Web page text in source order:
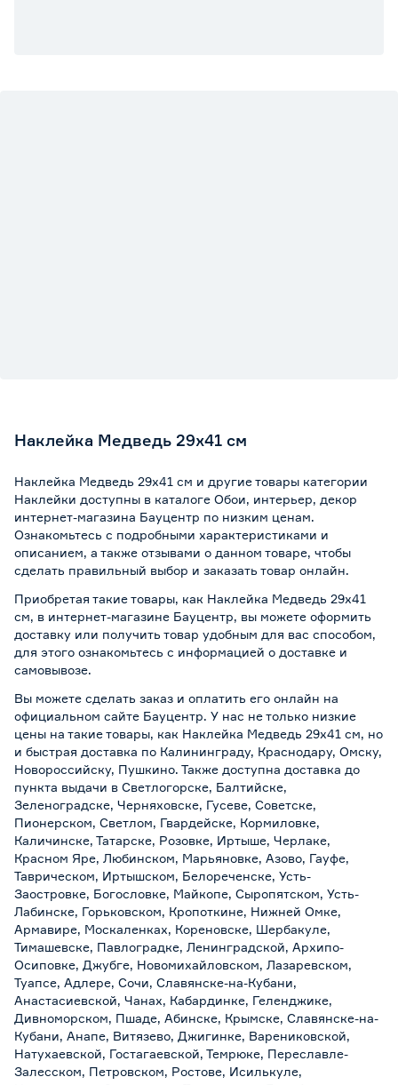
Наклейка Медведь 29х41 см
Наклейка Медведь 29х41 см и другие товары категории
Наклейки доступны в каталоге Обои, интерьер, декор
интернет-магазина Бауцентр по низким ценам.
Ознакомьтесь с подробными характеристиками и
описанием, а также отзывами о данном товаре, чтобы
сделать правильный выбор и заказать товар онлайн.
Приобретая такие товары, как Наклейка Медведь 29х41
см, в интернет-магазине Бауцентр, вы можете оформить
доставку или получить товар удобным для вас способом,
для этого ознакомьтесь с информацией о доставке и
самовывозе.
Вы можете сделать заказ и оплатить его онлайн на
официальном сайте Бауцентр. У нас не только низкие
цены на такие товары, как Наклейка Медведь 29х41 см, но
и быстрая доставка по Калининграду, Краснодару, Омску,
Новороссийску, Пушкино. Также доступна доставка до
пункта выдачи в Светлогорске, Балтийске,
Зеленоградске, Черняховске, Гусеве, Советске,
Пионерском, Светлом, Гвардейске, Кормиловке,
Каличинске, Татарске, Розовке, Иртыше, Черлаке,
Красном Яре, Любинском, Марьяновке, Азово, Гауфе,
Таврическом, Иртышском, Белореченске, Усть-
Заостровке, Богословке, Майкопе, Сыропятском, Усть-
Лабинске, Горьковском, Кропоткине, Нижней Омке,
Армавире, Москаленках, Кореновске, Шербакуле,
Тимашевске, Павлоградке, Ленинградской, Архипо-
Осиповке, Джубге, Новомихайловском, Лазаревском,
Туапсе, Адлере, Сочи, Славянске-на-Кубани,
Анастасиевской, Чанах, Кабардинке, Геленджике,
Дивноморском, Пшаде, Абинске, Крымске, Славянске-на-
Кубани, Анапе, Витязево, Джигинке, Варениковской,
Натухаевской, Гостагаевской, Темрюке, Переславле-
Залесском, Петровском, Ростове, Исилькуле,